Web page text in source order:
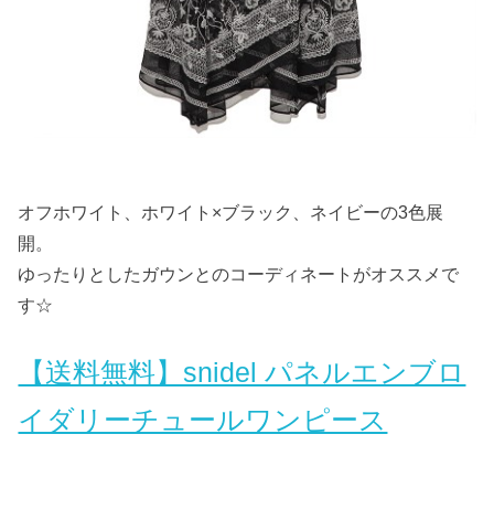
オフホワイト、ホワイト×ブラック、ネイビーの3色展
開。
ゆったりとしたガウンとのコーディネートがオススメで
す☆
【送料無料】snidel パネルエンブロ
イダリーチュールワンピース